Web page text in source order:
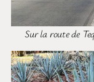
Sur la route de